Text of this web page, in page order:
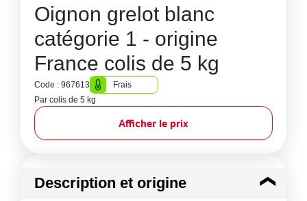
Oignon grelot blanc
catégorie 1 - origine
France colis de 5 kg
Code : 967613
Frais
Par colis de 5 kg
Afficher le prix
Description et origine